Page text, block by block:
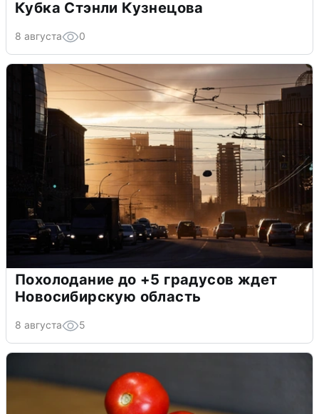
Кубка Стэнли Кузнецова
8 августа 0
Похолодание до +5 градусов ждет
Новосибирскую область
8 августа 5